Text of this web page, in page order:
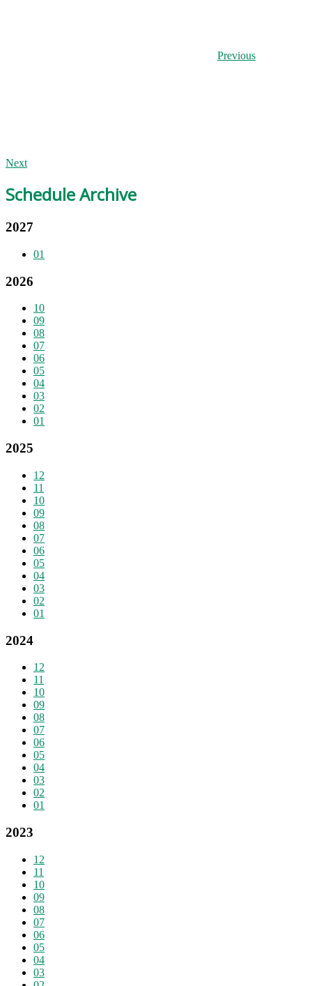
Previous
Next
Schedule Archive
2027
01
2026
10
09
08
07
06
05
04
03
02
01
2025
12
11
10
09
08
07
06
05
04
03
02
01
2024
12
11
10
09
08
07
06
05
04
03
02
01
2023
12
11
10
09
08
07
06
05
04
03